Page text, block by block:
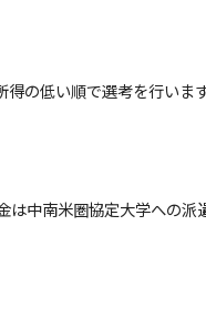
の低い順で選考を行います
は中南米圏協定大学への派